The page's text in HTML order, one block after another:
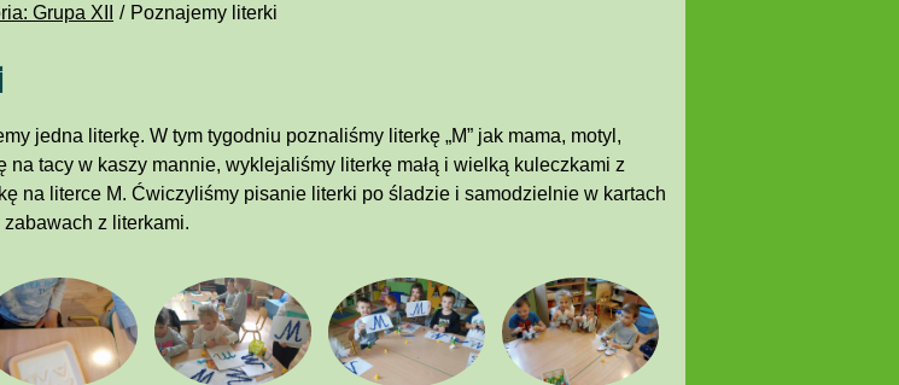
Grupa XII Poznajemy literki
jedna literkę. W tym tygodniu poznaliśmy literkę „M” jak mama, motyl,
tacy w kaszy mannie, wyklejaliśmy literkę małą i wielką kuleczkami z
na literce M. Ćwiczyliśmy pisanie literki po śladzie i samodzielnie w kartach
z literkami.